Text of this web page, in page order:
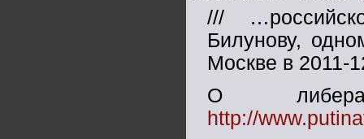
///
Билунову,
Москве в 2011-
О
http://